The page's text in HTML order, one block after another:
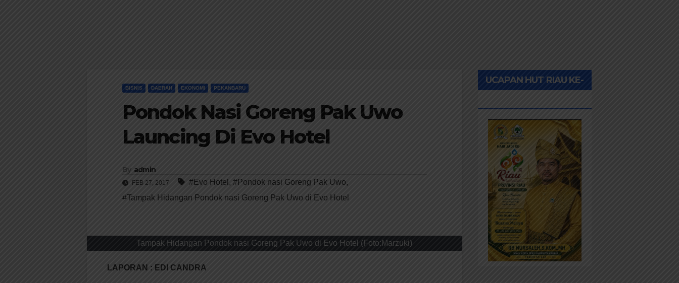
BISNIS DAERAH EKONOMI PEKANBARU
Pondok Nasi Goreng Pak Uwo
Launcing Di Evo Hotel
By admin
FEB 27, 2017 #Evo Hotel , #Pondok nasi Goreng Pak Uwo,
#Tampak Hidangan Pondok nasi Goreng Pak Uwo di Evo Hotel
Tampak Hidangan Pondok nasi Goreng Pak Uwo di Evo Hotel (Foto:Marzuki)
LAPORAN : EDI CANDRA
UCAPAN HUT RIAU KE-